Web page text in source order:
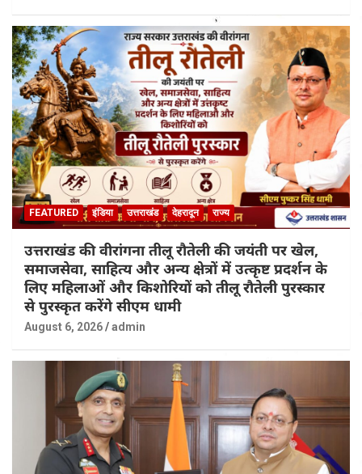
FEATURED इंडिया उत्तराखंड देहरादून राज्य
उत्तराखंड की वीरांगना तीलू रौतेली की जयंती पर खेल,
समाजसेवा, साहित्य और अन्य क्षेत्रों में उत्कृष्ट प्रदर्शन के
लिए महिलाओं और किशोरियों को तीलू रौतेली पुरस्कार
से पुरस्कृत करेंगे सीएम धामी
August 6, 2026 admin